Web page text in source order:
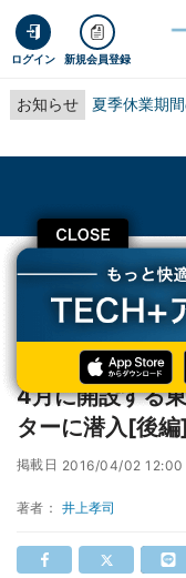
ログイン 新規会員登録
お知らせ 夏季休業期
TECH+ 企業IT
企業
4月に開設する東京メトロ
4月に開設する
ターに潜入[後編]
掲載日 2016/04/02 12:00
著者： 井上孝司